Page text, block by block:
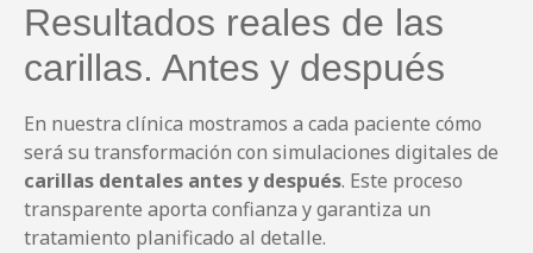
Resultados reales de las
carillas. Antes y después
En nuestra clínica mostramos a cada paciente cómo
será su transformación con simulaciones digitales de
carillas dentales antes y después. Este proceso
transparente aporta confianza y garantiza un
tratamiento planificado al detalle.